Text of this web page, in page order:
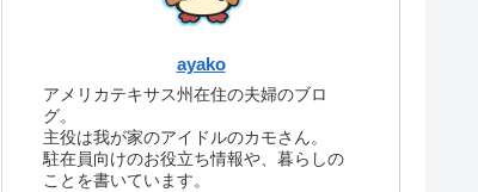
ayako
アメリカテキサス州在住の夫婦のブロ
グ。
主役は我が家のアイドルのカモさん。
駐在員向けのお役立ち情報や、暮らしの
ことを書いています。